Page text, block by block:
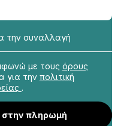
την συναλλαγή
με τους όρους
για την πολιτική
.
πληρωμή